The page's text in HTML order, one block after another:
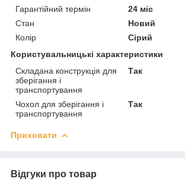
Гарантійний термін
24 міс
Стан
Новий
Колір
Сірий
Користувальницькі характеристики
Складана конструкція для
зберігання і
транспортування
Так
Чохол для зберігання і
транспортування
Так
Приховати
Відгуки про товар